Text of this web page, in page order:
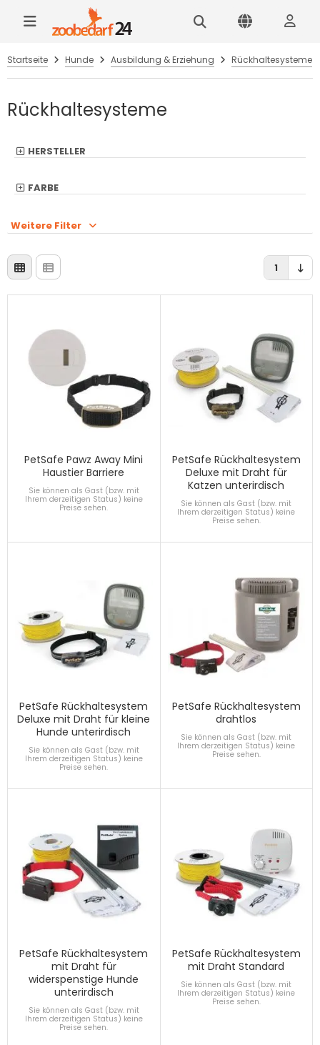
Startseite Hunde Ausbildung & Erziehung Rückhaltesysteme
Rückhaltesysteme
HERSTELLER
FARBE
Weitere Filter
1
PetSafe Pawz Away Mini
Haustier Barriere
Sie können als Gast (bzw. mit
Ihrem derzeitigen Status) keine
Preise sehen.
PetSafe Rückhaltesystem
Deluxe mit Draht für
Katzen unterirdisch
Sie können als Gast (bzw. mit
Ihrem derzeitigen Status) keine
Preise sehen.
PetSafe Rückhaltesystem
Deluxe mit Draht für kleine
Hunde unterirdisch
Sie können als Gast (bzw. mit
Ihrem derzeitigen Status) keine
Preise sehen.
PetSafe Rückhaltesystem
drahtlos
Sie können als Gast (bzw. mit
Ihrem derzeitigen Status) keine
Preise sehen.
PetSafe Rückhaltesystem
mit Draht für
widerspenstige Hunde
unterirdisch
Sie können als Gast (bzw. mit
Ihrem derzeitigen Status) keine
Preise sehen.
PetSafe Rückhaltesystem
mit Draht Standard
Sie können als Gast (bzw. mit
Ihrem derzeitigen Status) keine
Preise sehen.